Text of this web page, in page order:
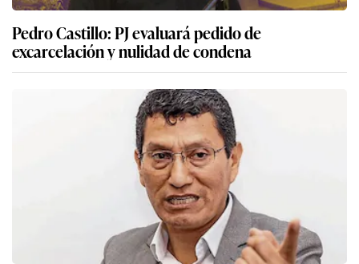
Fiscalía pide 9 años de cárcel para Harvey
Colchado por presunta negociación incompatible
y falsedad ideológica: ¿De qué lo acusa?